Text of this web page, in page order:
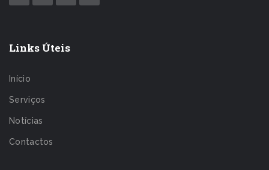
Links Úteis
Início
Serviços
Notícias
Contactos